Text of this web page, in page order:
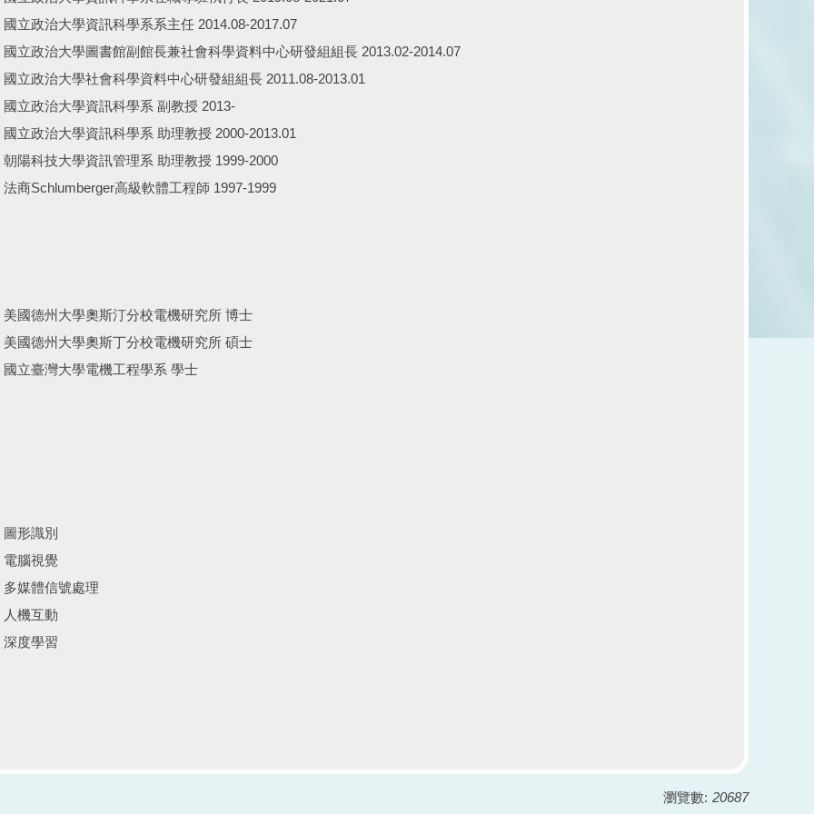
國立政治大學資訊科學系系主任 2014.08-2017.07
國立政治大學圖書館副館長兼社會科學資料中心研發組組長 2013.02-2014.07
國立政治大學社會科學資料中心研發組組長 2011.08-2013.01
國立政治大學資訊科學系 副教授 2013-
國立政治大學資訊科學系 助理教授 2000-2013.01
朝陽科技大學資訊管理系 助理教授 1999-2000
法商Schlumberger高級軟體工程師 1997-1999
美國德州大學奧斯汀分校電機研究所 博士
美國德州大學奧斯丁分校電機研究所 碩士
國立臺灣大學電機工程學系 學士
圖形識別
電腦視覺
多媒體信號處理
人機互動
深度學習
瀏覽數: 20687